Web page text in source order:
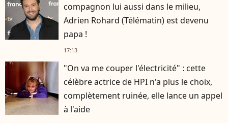
compagnon lui aussi dans le milieu,
Adrien Rohard (Télématin) est devenu
papa !
17:13
"On va me couper l'électricité" : cette
célèbre actrice de HPI n'a plus le choix,
complètement ruinée, elle lance un appel
à l'aide